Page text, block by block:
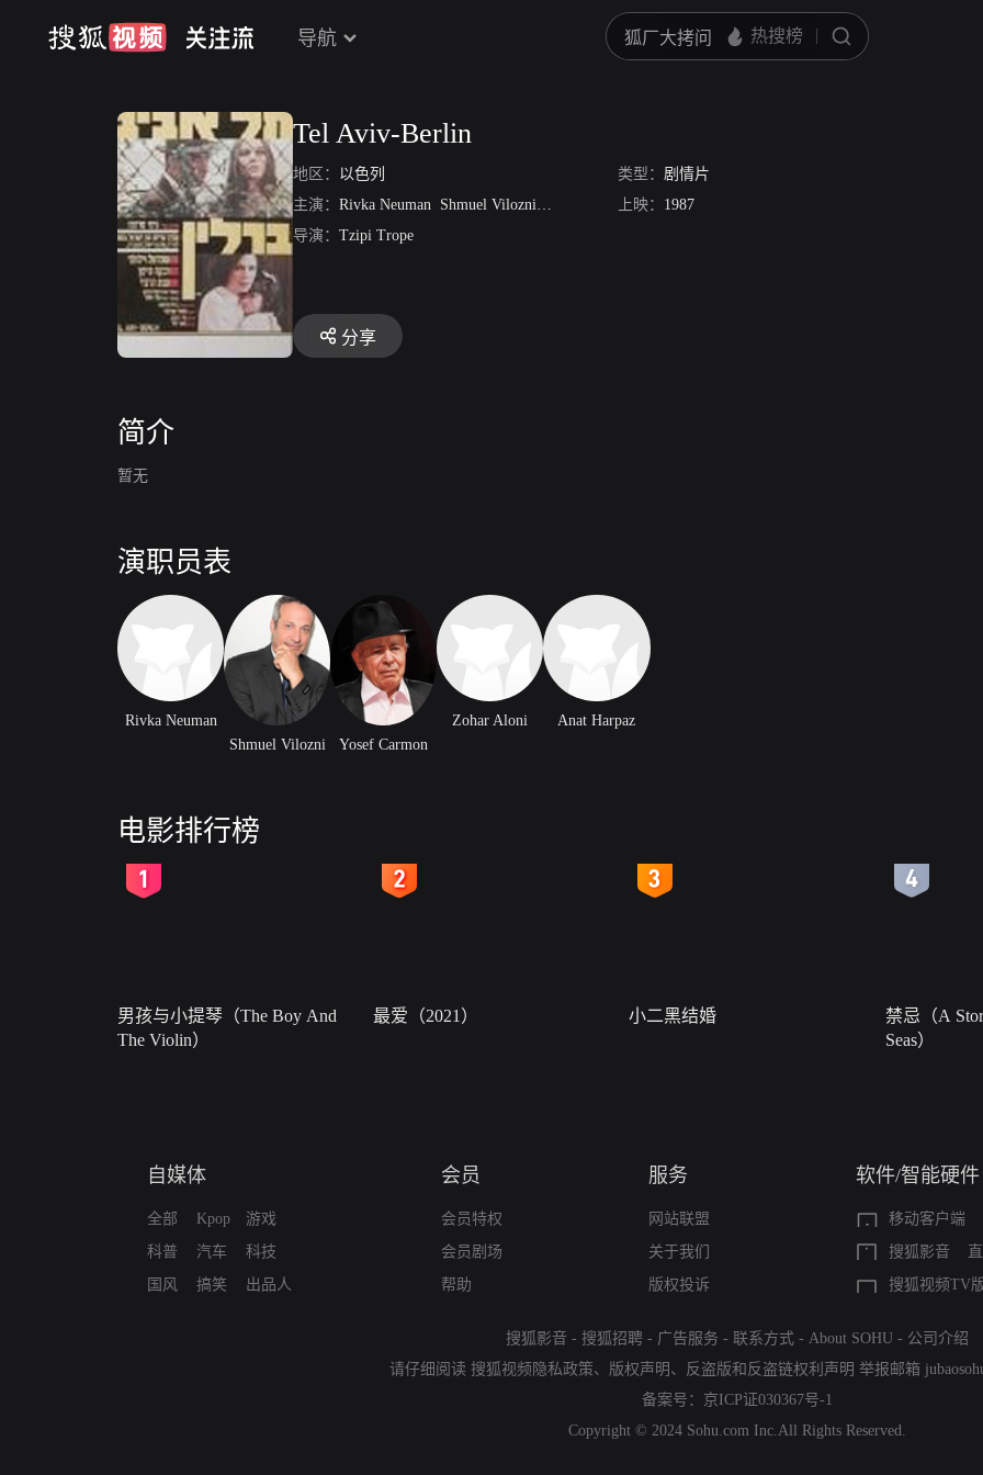
导航
Tel Aviv-Berlin
地区： 以色列 类型： 剧情片
主演： Rivka Neuman Shmuel Vilozni Yosef Carmon Zohar Aloni
上映： 1987
导演： Tzipi Trope
分享
简介
暂无
演职员表
Rivka Neuman
Shmuel Vilozni
Yosef Carmon
Zohar Aloni Anat Harpaz
电影排行榜
男孩与小提琴（The Boy And
The Violin）
最爱（2021） 小二黑结婚
禁忌（A
Seas）
自媒体
全部
科普
国风
Kpop
汽车
搞笑
游戏
科技
出品人
会员
会员特权
会员剧场
帮助
服务
网站联盟
关于我们
版权投诉
软件/智能硬件
移动客户端
搜狐影音
搜狐视频TV
搜狐影音 - 搜狐招聘 - 广告服务 - 联系方式 - About SOHU - 公司介绍
请仔细阅读 搜狐视频隐私政策、 版权声明 、 反盗版和反盗链权利声明 举报邮箱
备案号： 京ICP证030367号-1
Copyright © 2024 Sohu.com Inc.All Rights Reserved.